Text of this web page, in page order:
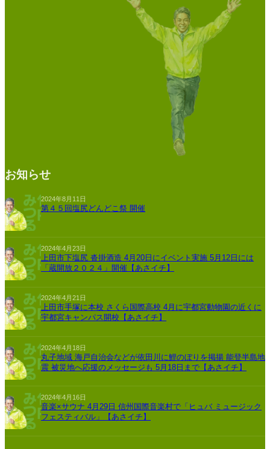
お知らせ
2024年8月11日
第４５回塩尻どんどこ祭 開催
2024年4月23日
上田市下塩尻 沓掛酒造 4月20日にイベント実施 5月12日には
「蔵開放２０２４」開催【あさイチ】
2024年4月21日
上田市手塚に本校 さくら国際高校 4月に宇都宮動物園の近くに
宇都宮キャンパス開校【あさイチ】
2024年4月18日
丸子地域 海戸自治会などが依田川に鯉のぼりを掲揚 能登半島地
震 被災地へ応援のメッセージも 5月18日まで【あさイチ】
2024年4月16日
音楽×サウナ 4月29日 信州国際音楽村で「ヒュバ ミュージック
フェスティバル」【あさイチ】